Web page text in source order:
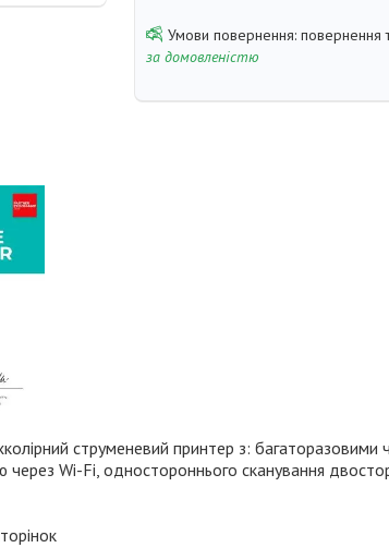
повернення
за домовленістю
струменевий принтер з:
Wi-Fi, одностороннього сканування